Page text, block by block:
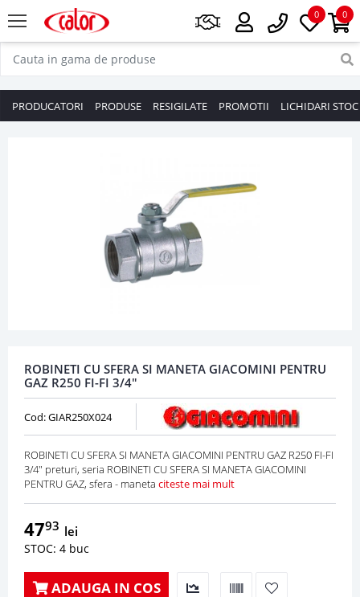
0
0
PRODUCATORI PRODUSE RESIGILATE PROMOTII LICHIDARI STOC
ROBINETI CU SFERA SI MANETA GIACOMINI PENTRU
GAZ R250 FI-FI 3/4"
Cod: GIAR250X024
ROBINETI CU SFERA SI MANETA GIACOMINI PENTRU GAZ R250 FI-FI
3/4" preturi, seria ROBINETI CU SFERA SI MANETA GIACOMINI
PENTRU GAZ, sfera - maneta citeste mai mult
4793 lei
STOC: 4 buc
ADAUGA IN COS